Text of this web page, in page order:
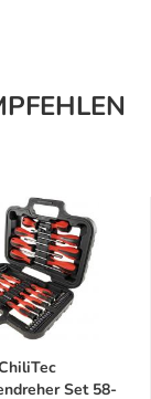
Set 58-